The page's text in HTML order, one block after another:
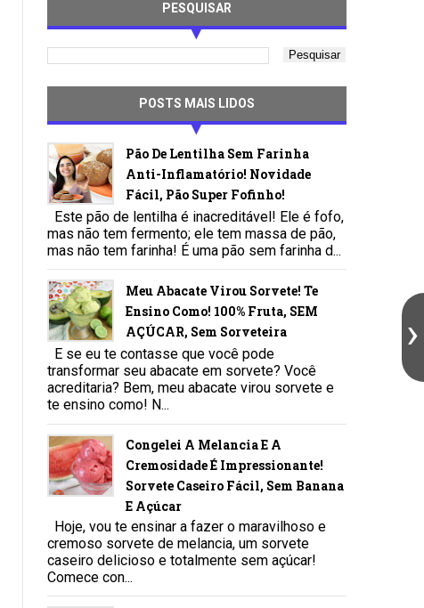
PESQUISAR
POSTS MAIS LIDOS
Pão De Lentilha Sem Farinha
Anti-Inflamatório! Novidade
Fácil, Pão Super Fofinho!
Este pão de lentilha é inacreditável! Ele é fofo,
mas não tem fermento; ele tem massa de pão,
mas não tem farinha! É uma pão sem farinha d...
Meu Abacate Virou Sorvete! Te
Ensino Como! 100% Fruta, SEM
AÇÚCAR, Sem Sorveteira
E se eu te contasse que você pode
transformar seu abacate em sorvete? Você
acreditaria? Bem, meu abacate virou sorvete e
te ensino como! N...
Congelei A Melancia E A
Cremosidade É Impressionante!
Sorvete Caseiro Fácil, Sem Banana
E Açúcar
Hoje, vou te ensinar a fazer o maravilhoso e
cremoso sorvete de melancia, um sorvete
caseiro delicioso e totalmente sem açúcar!
Comece con...